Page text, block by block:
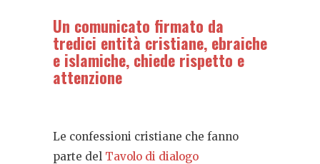
Un comunicato firmato da
tredici entità cristiane, ebraiche
e islamiche, chiede rispetto e
attenzione
Le confessioni cristiane che fanno
parte del Tavolo di dialogo